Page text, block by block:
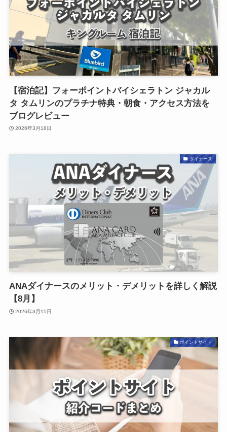
【宿泊記】フォーポイントバイシェラトン ジャカル
タ タムリンのプラチナ特典・朝食・アクセス方法を
ブログレビュー
2026年3月18日
ダイナース
ANAダイナースのメリット・デメリットを詳しく解説
【8月】
2026年3月15日
ポイントサイト